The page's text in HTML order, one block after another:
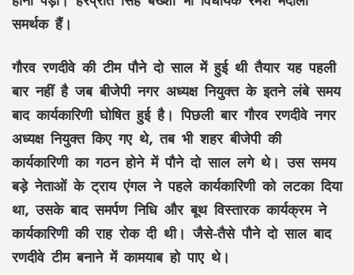
समर्थक हैं।
गौरव रणदीवेकी टीम पौने दो साल में हुई थी तैयार यह पहली
बार नहीं है जब बीजेपी नगर अध्यक्ष नियुक्त के इतने लंबे समय
बाद कार्यकारिणी घोषित हुई है। पिछली बार गौरव रणदीवे नगर
अध्यक्ष नियुक्त किए गए थे, तब भी शहर बीजेपी की
कार्यकारिणी का गठन होने में पौने दो साल लगे थे। उस समय
बड़े नेताओं के ट्राय एंगल ने पहले कार्यकारिणी को लटका दिया
था, उसके बाद समर्पण निधि और बूथ विस्तारक कार्यक्रम ने
कार्यकारिणी की राह रोक दी थी। जैसे-तैसे पौने दो साल बाद
रणदीवे टीम बनाने में कामयाब हो पाए थे।